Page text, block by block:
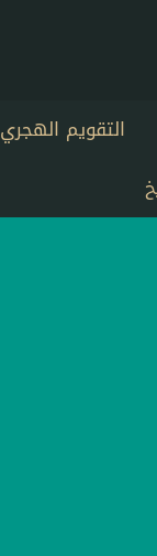
التقويم الهجري